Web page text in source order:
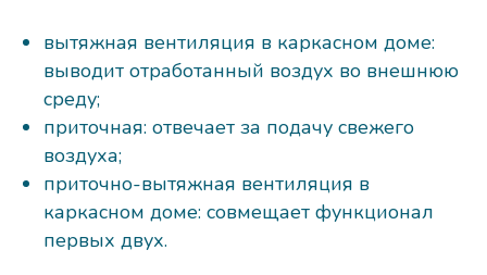
вытяжная вентиляция в каркасном доме:
выводит отработанный воздух во внешнюю
среду;
приточная: отвечает за подачу свежего
воздуха;
приточно-вытяжная вентиляция в
каркасном доме: совмещает функционал
первых двух.